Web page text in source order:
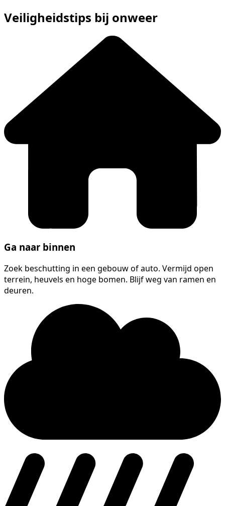
Veiligheidstips bij onweer
Ga naar binnen
Zoek beschutting in een gebouw of auto. Vermijd open
terrein, heuvels en hoge bomen. Blijf weg van ramen en
deuren.